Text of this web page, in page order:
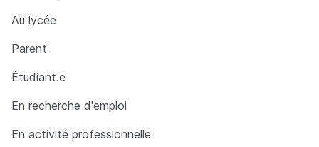
Au lycée
Parent
Étudiant.e
En recherche d'emploi
En activité professionnelle